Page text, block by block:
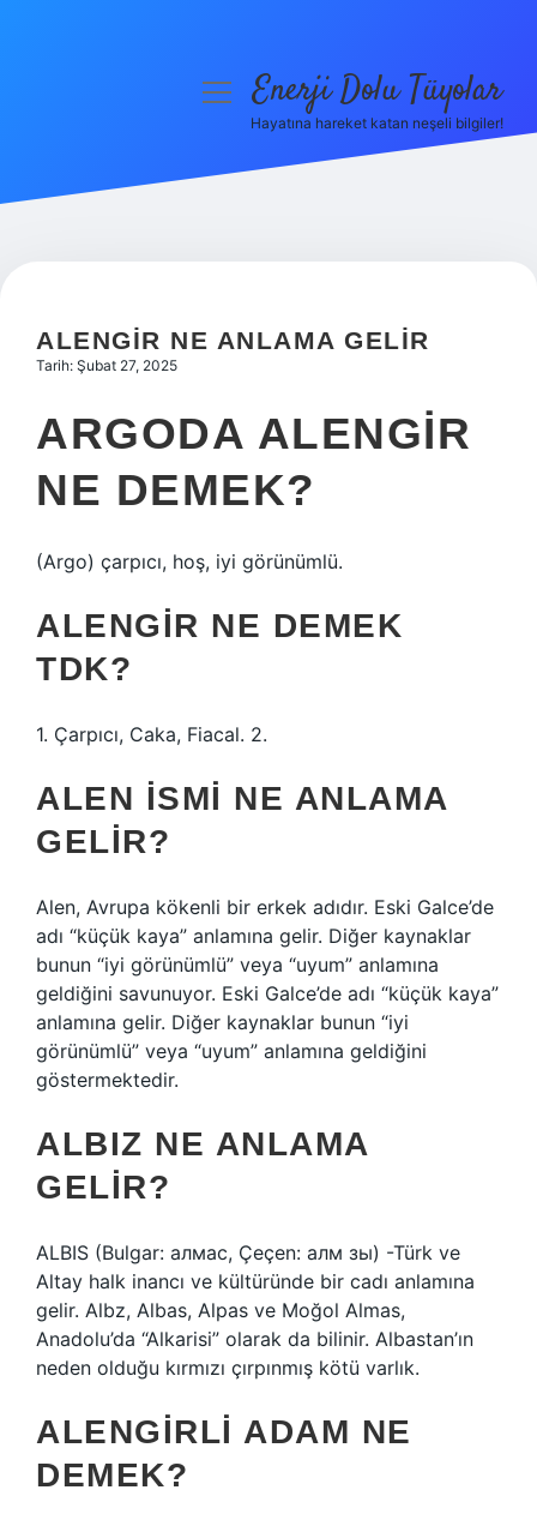
Hakkımızda
menüyüEnerji Dolu Tüyolar
Hayatına hareket katan neşeli bilgiler!
ALENGIR NE ANLAMA GELIR
Tarih: Şubat 27, 2025
ARGODA ALENGIR
NE DEMEK?
(Argo) çarpıcı, hoş, iyi görünümlü.
ALENGIR NE DEMEK
TDK?
1. Çarpıcı, Caka, Fiacal. 2.
ALEN ISMI NE ANLAMA
GELIR?
Alen, Avrupa kökenli bir erkek adıdır. Eski Galce’de
adı “küçük kaya” anlamına gelir. Diğer kaynaklar
bunun “iyi görünümlü” veya “uyum” anlamına
geldiğini savunuyor. Eski Galce’de adı “küçük kaya”
anlamına gelir. Diğer kaynaklar bunun “iyi
görünümlü” veya “uyum” anlamına geldiğini
göstermektedir.
ALBIZ NE ANLAMA
GELIR?
ALBIS (Bulgar: алмас, Çeçen: алм зы) -Türk ve
Altay halk inancı ve kültüründe bir cadı anlamına
gelir. Albz, Albas, Alpas ve Moğol Almas,
Anadolu’da “Alkarisi” olarak da bilinir. Albastan’ın
neden olduğu kırmızı çırpınmış kötü varlık.
ALENGIRLI ADAM NE
DEMEK?